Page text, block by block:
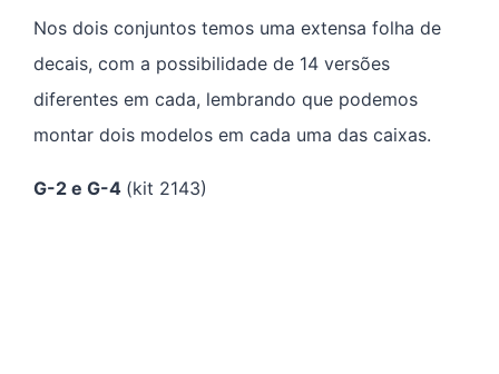
Nos dois conjuntos temos uma extensa folha de
decais, com a possibilidade de 14 versões
diferentes em cada, lembrando que podemos
montar dois modelos em cada uma das caixas.
G-2 e G-4 (kit 2143)